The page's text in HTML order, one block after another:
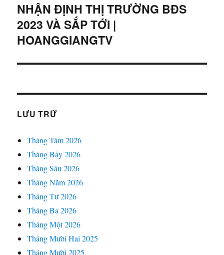
Bài
tiếp
theo:
NHẬN ĐỊNH THỊ TRƯỜNG BĐS
2023 VÀ SẮP TỚI |
HOANGGIANGTV
LƯU TRỮ
Tháng Tám 2026
Tháng Bảy 2026
Tháng Sáu 2026
Tháng Năm 2026
Tháng Tư 2026
Tháng Ba 2026
Tháng Một 2026
Tháng Mười Hai 2025
Tháng Mười 2025